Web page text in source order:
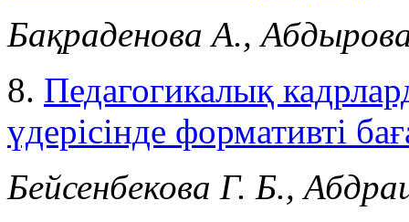
Бақраденова А.,
8. Педагогикалық
үдерісінде формативті
Бейсенбекова Г. Б.,